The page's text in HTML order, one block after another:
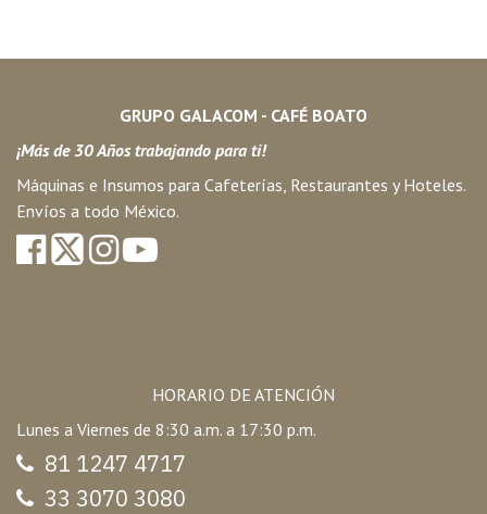
GRUPO GALACOM - CAFÉ BOATO
¡Más de 30 Años trabajando para ti!
Máquinas e Insumos para Cafeterías, Restaurantes y Hoteles.
Envíos a todo México.
HORARIO DE ATENCIÓN
Lunes a Viernes de 8:30 a.m. a 17:30 p.m.
81 1247 4717
33 3070 3080